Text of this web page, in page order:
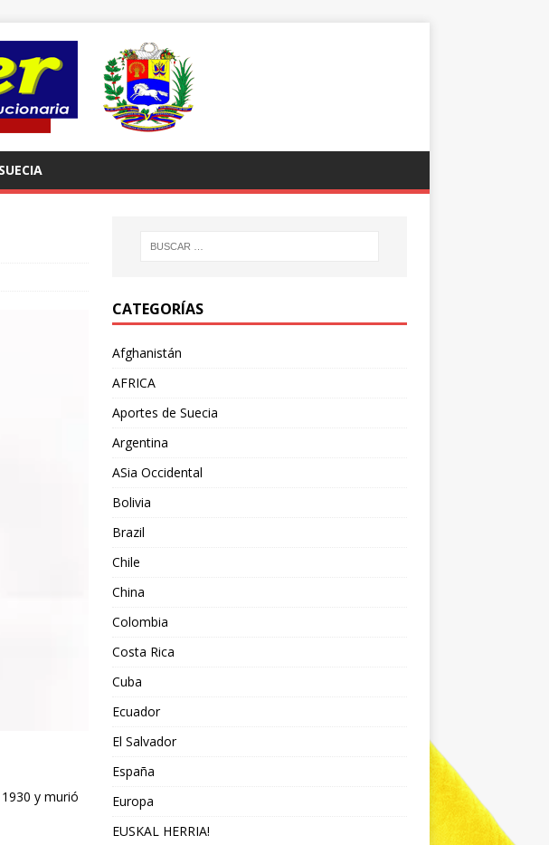
y murió
CATEGORÍAS
Afghanistán
AFRICA
Aportes de Suecia
Argentina
ASia Occidental
Bolivia
Brazil
Chile
China
Colombia
Costa Rica
Cuba
Ecuador
El Salvador
España
Europa
EUSKAL HERRIA!